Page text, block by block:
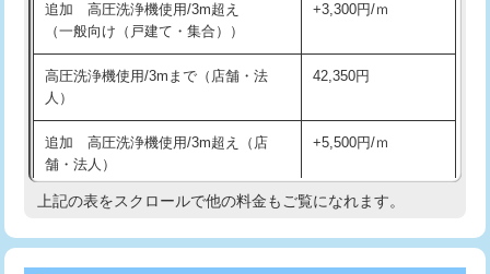
追加 高圧洗浄機使用/3m超え
（一般向け（戸建て・集合））
+3,300円/ｍ
高圧洗浄機使用/3mまで（店舗・法
人）
42,350円
追加 高圧洗浄機使用/3m超え（店
舗・法人）
+5,500円/ｍ
高度高圧洗浄換 現地調査
上記の表をスクロールで他の料金もご覧になれます。